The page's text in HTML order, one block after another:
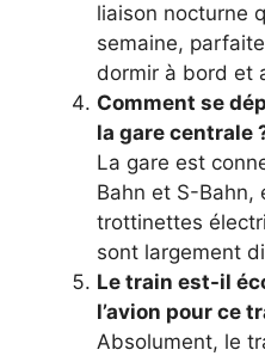
liaison nocturne
semaine,
dormir à bord et
Comment se
la gare centrale
La gare est
Bahn et S-Bahn,
trottinettes
sont largement
Le train est-il
l’avion pour ce
Absolument, le